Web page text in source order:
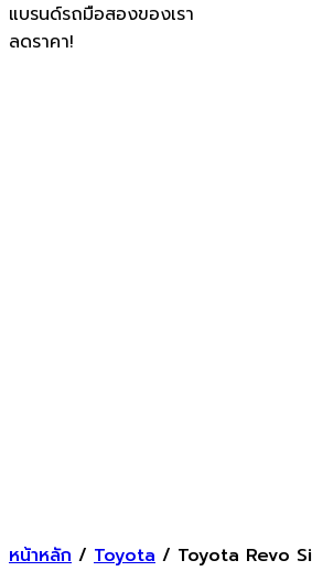
แบรนด์รถมือสองของเรา
ลดราคา!
หน้าหลัก / Toyota / Toyota Revo